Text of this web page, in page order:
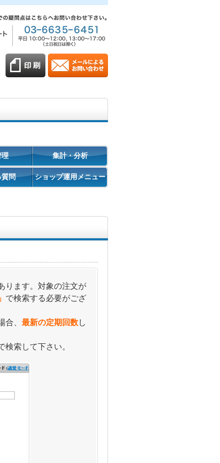
理 集計・分析
質問 ショップ運用メニュー
ります。対象の注文が
で検索する必要がござ
、 最新の定期回数し
検索して下さい。